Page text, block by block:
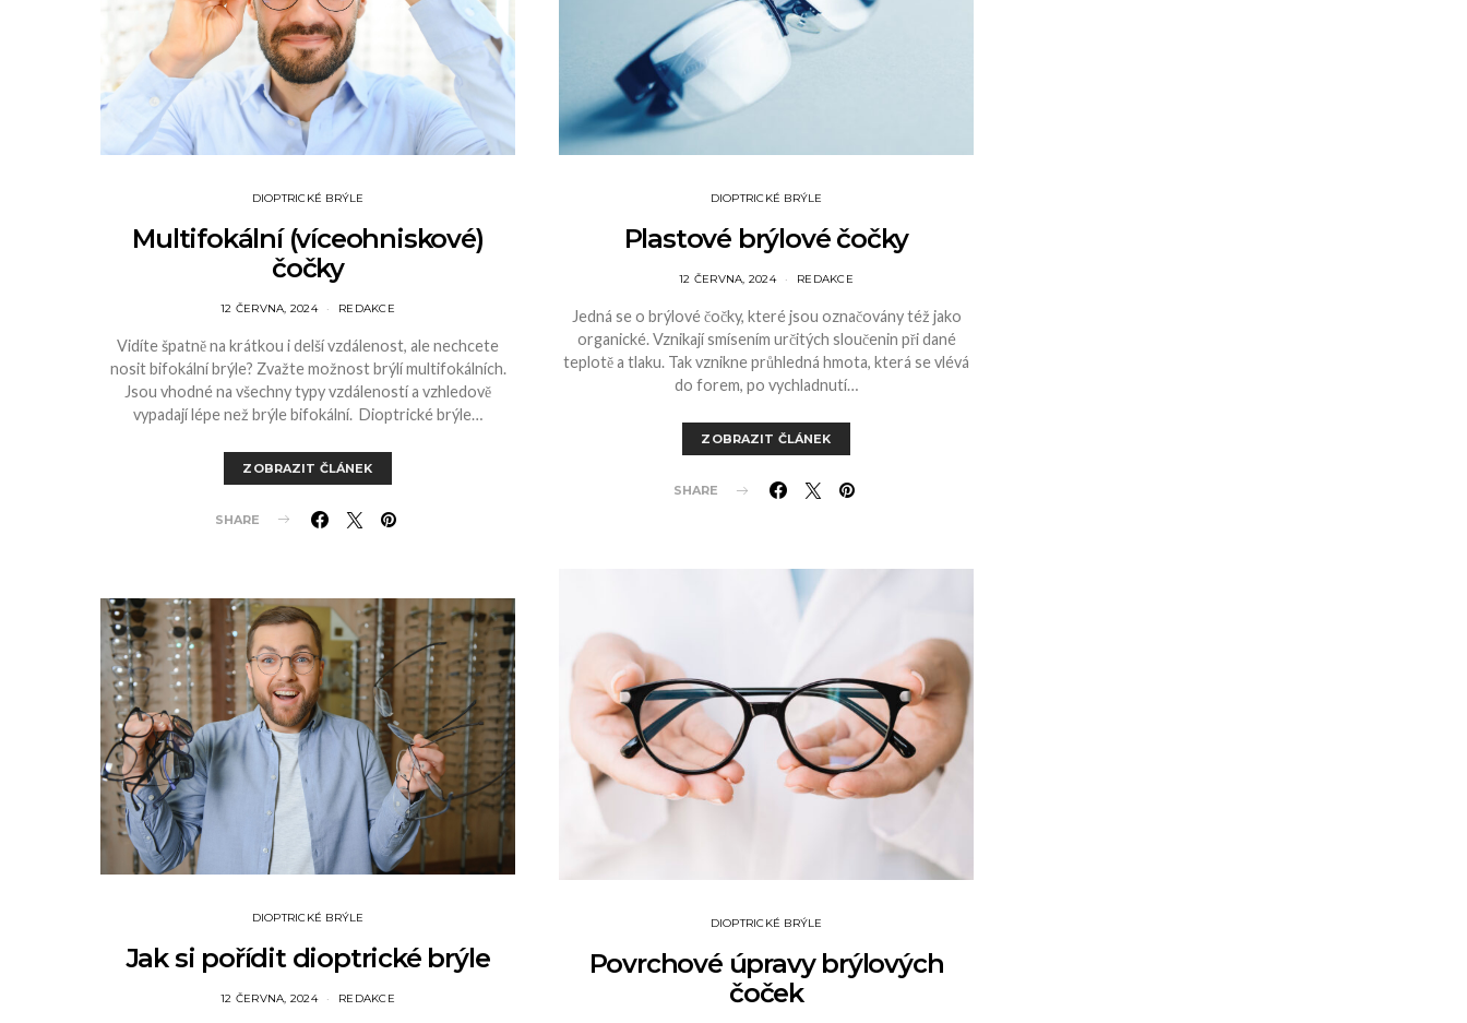
DIOPTRICKÉ BRÝLE
Multifokální (víceohniskové)
čočky
12 ČERVNA, 2024 REDAKCE
Vidíte špatně na krátkou i delší vzdálenost, ale nechcete
nosit bifokální brýle? Zvažte možnost brýlí multifokálních.
Jsou vhodné na všechny typy vzdáleností a vzhledově
vypadají lépe než brýle bifokální. Dioptrické brýle…
ZOBRAZIT ČLÁNEK
SHARE
DIOPTRICKÉ BRÝLE
Jak si pořídit dioptrické brýle
12 ČERVNA, 2024 REDAKCE
DIOPTRICKÉ BRÝLE
Plastové brýlové čočky
12 ČERVNA, 2024 REDAKCE
Jedná se o brýlové čočky, které jsou označovány též jako
organické. Vznikají smísením určitých sloučenin při dané
teplotě a tlaku. Tak vznikne průhledná hmota, která se vlévá
do forem, po vychladnutí…
ZOBRAZIT ČLÁNEK
SHARE
DIOPTRICKÉ BRÝLE
Povrchové úpravy brýlových
čoček